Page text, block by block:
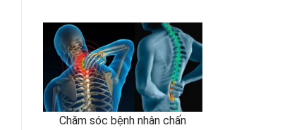
Chăm sóc bệnh nhân chấn